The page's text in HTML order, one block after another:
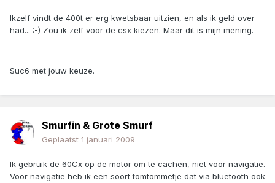
Ikzelf vindt de 400t er erg kwetsbaar uitzien, en als ik geld over
had... :-) Zou ik zelf voor de csx kiezen. Maar dit is mijn mening.
Suc6 met jouw keuze.
Smurfin & Grote Smurf
Geplaatst 1 januari 2009
Ik gebruik de 60Cx op de motor om te cachen, niet voor navigatie.
Voor navigatie heb ik een soort tomtommetje dat via bluetooth ook